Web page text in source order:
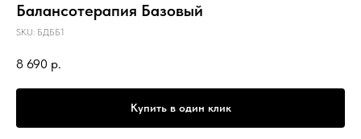
Балансотерапия Базовый
SKU: БДББ1
8 690 р.
Купить в один клик